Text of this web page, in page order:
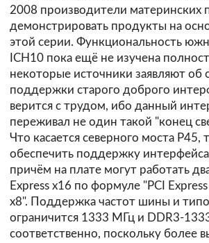
2008 производители материнских
демонстрировать продукты на
этой серии. Функциональность
ICH10 пока ещё не изучена
некоторые источники заявляют об
поддержки старого доброго
верится с трудом, ибо данный
переживал не один такой "конец
Что касается северного моста
обеспечить поддержку интерфейса
причём на плате могут работать
Express x16 по формуле "PCI
x8". Поддержка частот шины и
ограничится 1333 МГц и DDR3-
соответственно, поскольку более